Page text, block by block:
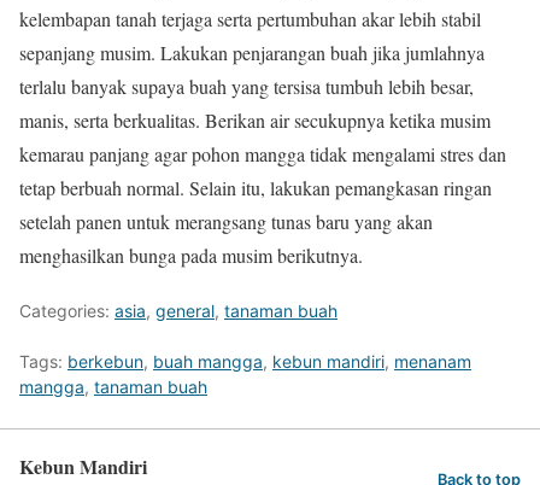
kelembapan tanah terjaga serta pertumbuhan akar lebih stabil
sepanjang musim. Lakukan penjarangan buah jika jumlahnya
terlalu banyak supaya buah yang tersisa tumbuh lebih besar,
manis, serta berkualitas. Berikan air secukupnya ketika musim
kemarau panjang agar pohon mangga tidak mengalami stres dan
tetap berbuah normal. Selain itu, lakukan pemangkasan ringan
setelah panen untuk merangsang tunas baru yang akan
menghasilkan bunga pada musim berikutnya.
Categories: asia, general, tanaman buah
Tags: berkebun, buah mangga, kebun mandiri, menanam
mangga, tanaman buah
Kebun Mandiri Back to top